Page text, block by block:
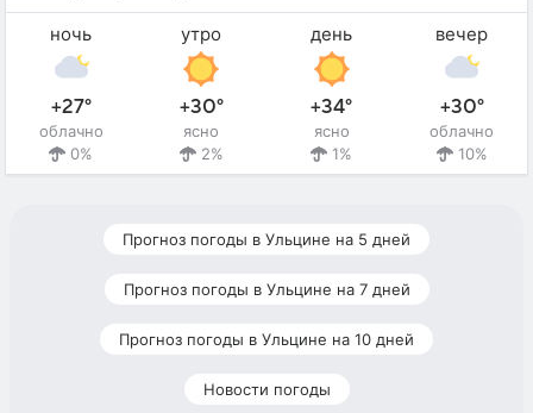
ночь
+27°
облачно
0%
утро
+30°
ясно
2%
день
+34°
ясно
1%
вечер
+30°
облачно
10%
Прогноз погоды в Ульцине на 5 дней
Прогноз погоды в Ульцине на 7 дней
Прогноз погоды в Ульцине на 10 дней
Новости погоды